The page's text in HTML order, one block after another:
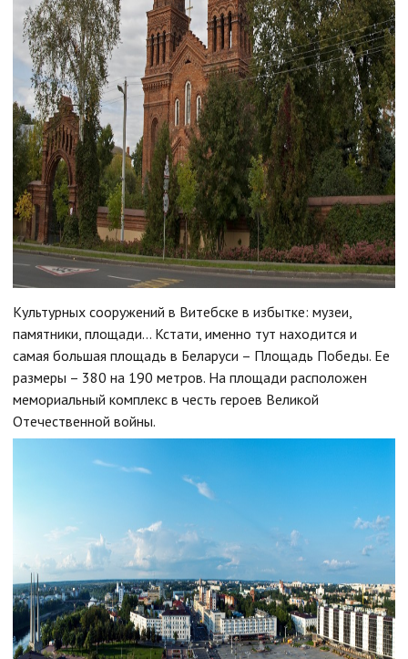
Культурных сооружений в Витебске в избытке: музеи,
памятники, площади… Кстати, именно тут находится и
самая большая площадь в Беларуси – Площадь Победы. Ее
размеры – 380 на 190 метров. На площади расположен
мемориальный комплекс в честь героев Великой
Отечественной войны.